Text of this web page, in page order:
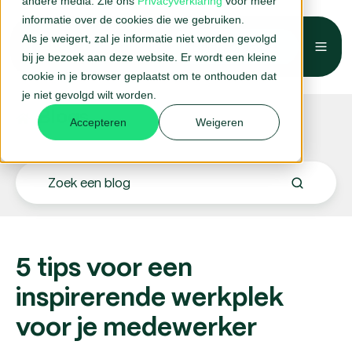
informatie over de cookies die we gebruiken.
Als je weigert, zal je informatie niet worden gevolgd
bij je bezoek aan deze website. Er wordt een kleine
cookie in je browser geplaatst om te onthouden dat
je niet gevolgd wilt worden.
Accepteren Weigeren
Belafspraak →
Blogs.
5 tips voor een
inspirerende werkplek
voor je medewerker